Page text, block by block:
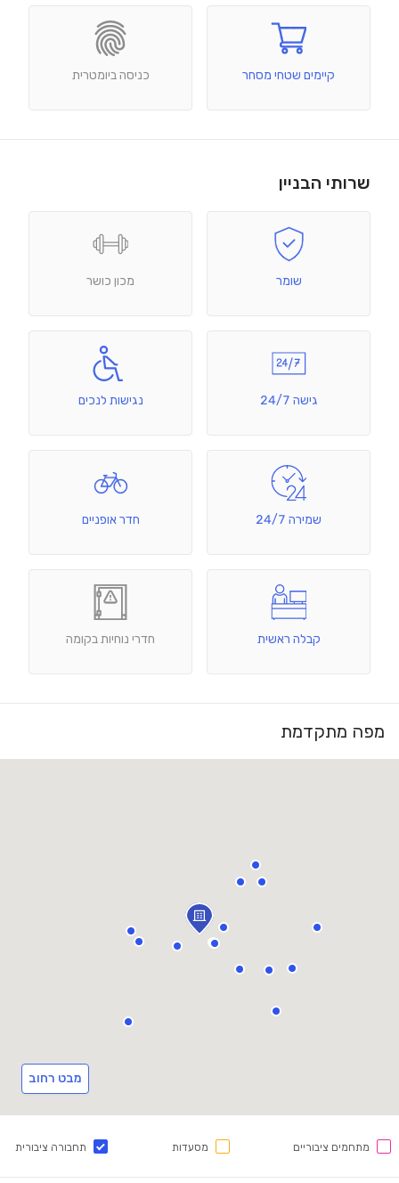
קיימים שטחי מסחר כניסה ביומטרית
שרותי הבניין
שומר מכון כושר
גישה 24/7 נגישות לנכים
שמירה 24/7 חדר אופניים
קבלה ראשית חדרי נוחיות בקומה
מפה מתקדמת
מבט רחוב
מתחמים ציבוריים מסעדות תחבורה ציבורית